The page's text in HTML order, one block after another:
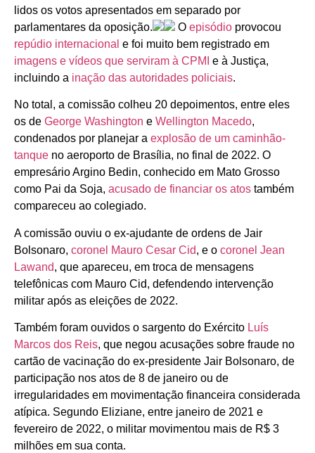
lidos os votos apresentados em separado por
parlamentares da oposição.
O episódio provocou
repúdio internacional e foi muito bem registrado em
imagens e vídeos que serviram à CPMI e à Justiça,
incluindo a inação das autoridades policiais.
No total, a comissão colheu 20 depoimentos, entre eles
os de George Washington e Wellington Macedo,
condenados por planejar a explosão de um caminhão-
tanque no aeroporto de Brasília, no final de 2022. O
empresário Argino Bedin, conhecido em Mato Grosso
como Pai da Soja, acusado de financiar os atos também
compareceu ao colegiado.
A comissão ouviu o ex-ajudante de ordens de Jair
Bolsonaro, coronel Mauro Cesar Cid, e o coronel Jean
Lawand, que apareceu, em troca de mensagens
telefônicas com Mauro Cid, defendendo intervenção
militar após as eleições de 2022.
Também foram ouvidos o sargento do Exército Luís
Marcos dos Reis, que negou acusações sobre fraude no
cartão de vacinação do ex-presidente Jair Bolsonaro, de
participação nos atos de 8 de janeiro ou de
irregularidades em movimentação financeira considerada
atípica. Segundo Eliziane, entre janeiro de 2021 e
fevereiro de 2022, o militar movimentou mais de R$ 3
milhões em sua conta.